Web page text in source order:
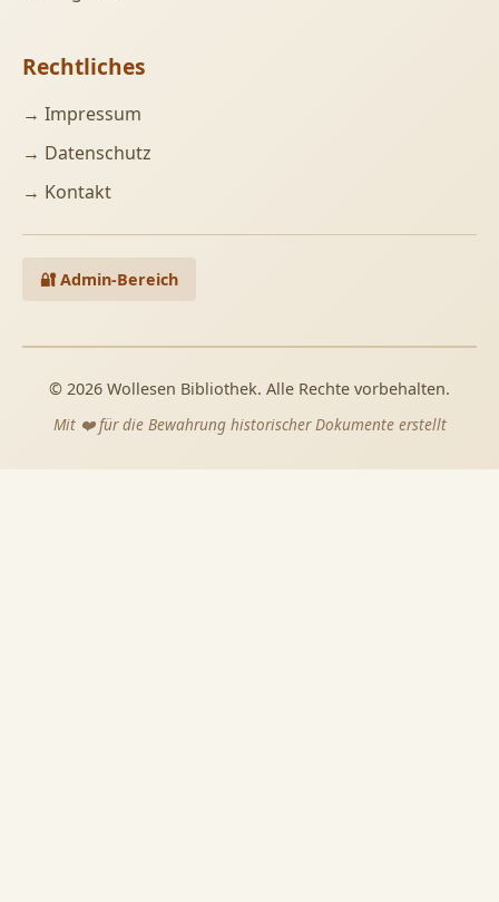
Rechtliches
→ Impressum
→ Datenschutz
→ Kontakt
🔐 Admin-Bereich
© 2026 Wollesen Bibliothek. Alle Rechte vorbehalten.
Mit ❤️ für die Bewahrung historischer Dokumente erstellt